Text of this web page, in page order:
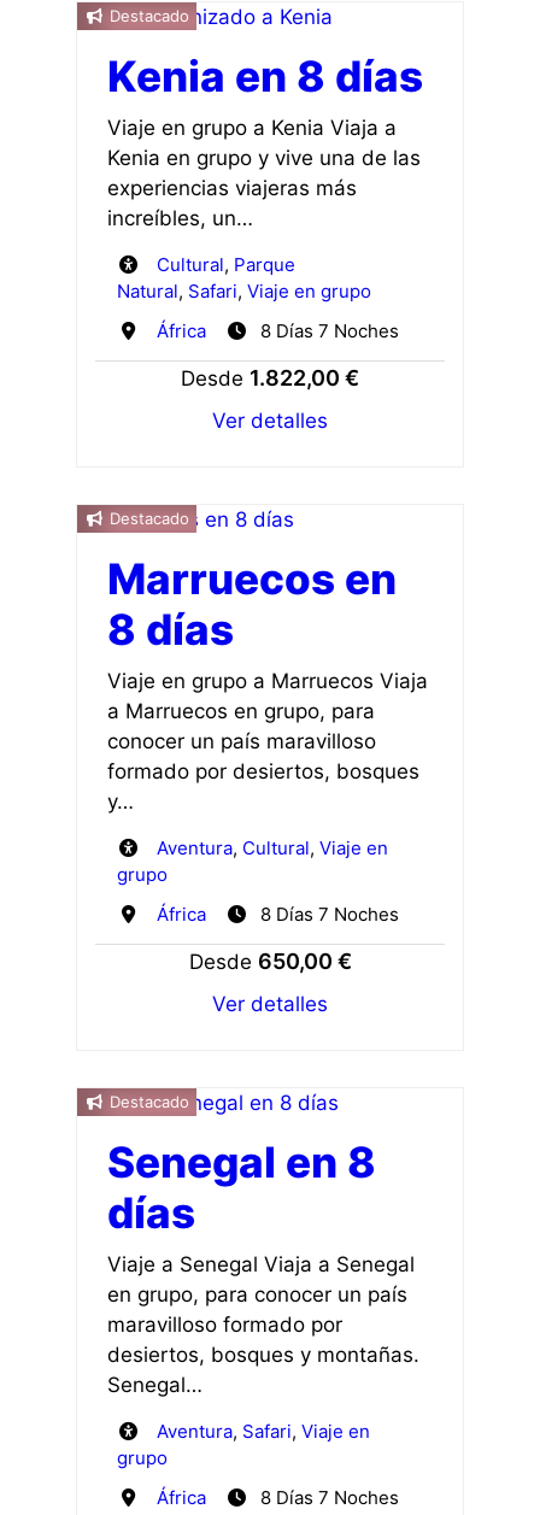
Destacado
Kenia en 8 días
Viaje en grupo a Kenia Viaja a
Kenia en grupo y vive una de las
experiencias viajeras más
increíbles, un…
Cultural, Parque
Natural, Safari, Viaje en grupo
África
8 Días 7 Noches
Desde 1.822,00 €
Ver detalles
Destacado
Marruecos en
8 días
Viaje en grupo a Marruecos Viaja
a Marruecos en grupo, para
conocer un país maravilloso
formado por desiertos, bosques
y…
Aventura, Cultural, Viaje en
grupo
África
8 Días 7 Noches
Desde 650,00 €
Ver detalles
Destacado
Senegal en 8
días
Viaje a Senegal Viaja a Senegal
en grupo, para conocer un país
maravilloso formado por
desiertos, bosques y montañas.
Senegal…
Aventura, Safari, Viaje en
grupo
África
8 Días 7 Noches